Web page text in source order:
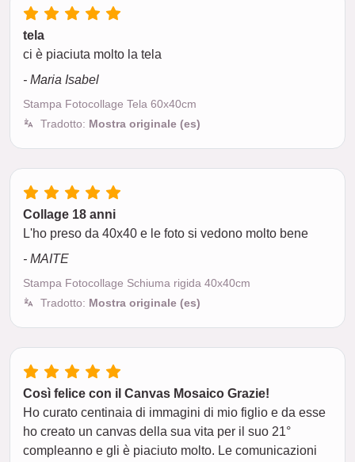
tela
ci è piaciuta molto la tela
- Maria Isabel
Stampa Fotocollage Tela 60x40cm
Tradotto: Mostra originale (es)
Collage 18 anni
L'ho preso da 40x40 e le foto si vedono molto bene
- MAITE
Stampa Fotocollage Schiuma rigida 40x40cm
Tradotto: Mostra originale (es)
Così felice con il Canvas Mosaico Grazie!
Ho curato centinaia di immagini di mio figlio e da esse
ho creato un canvas della sua vita per il suo 21°
compleanno e gli è piaciuto molto. Le comunicazioni